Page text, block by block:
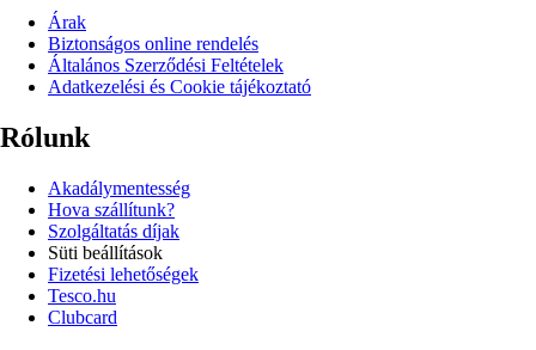
Árak
Biztonságos online rendelés
Általános Szerződési Feltételek
Adatkezelési és Cookie tájékoztató
Rólunk
Akadálymentesség
Hova szállítunk?
Szolgáltatás díjak
Süti beállítások
Fizetési lehetőségek
Tesco.hu
Clubcard